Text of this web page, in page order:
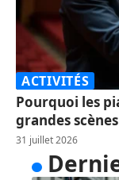
ACTIVITÉS
Pourquoi les
grandes
31 juillet 2026